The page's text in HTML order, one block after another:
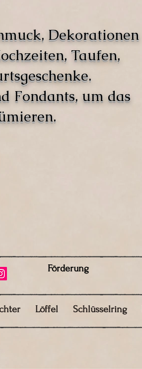
Dekorationen
Taufen,
Fondants, um das
Förderung
Löffel Schlüsselring